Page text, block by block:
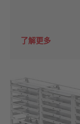
了解更多